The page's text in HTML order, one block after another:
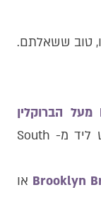
טוב ששאלתם.
חגיגת הזיקוקים של Macy's מעל הברוקלין
. רואים מ Pier 17 ממש ליד מ- South
Brooklyn או